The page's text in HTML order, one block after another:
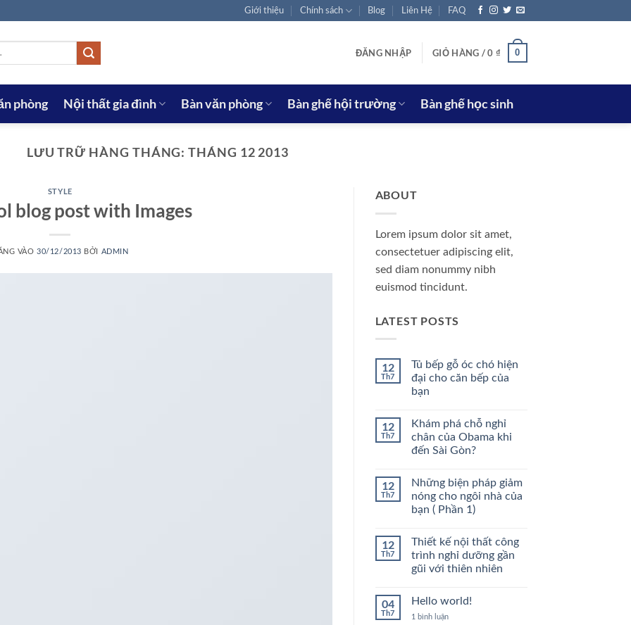
Giới thiệu Chính sách Blog Liên Hệ FAQ
ĐĂNG NHẬP GIỎ HÀNG /0 ₫ 0
phòng Nội thất gia đình Bàn văn phòng Bàn ghế hội trường Bàn ghế học sinh
LƯU TRỮ HÀNG THÁNG:THÁNG 12 2013
STYLE
blog post with Images
VÀO30/12/2013 BỞI ADMIN
ABOUT
Lorem ipsum dolor sit amet,
consectetuer adipiscing elit,
sed diam nonummy nibh
euismod tincidunt.
LATEST POSTS
12
Th7
Tủ bếp gỗ óc chó hiện
đại cho căn bếp của
bạn
bình
luận
ở
Tủ
óc
chó
hiện
đại
cho
của
bạn
12
Th7
Khám phá chỗ nghỉ
chân của Obama khi
đến Sài Gòn?
bình
luận
ở
Khám
nghỉ
chân
của
Obama
khi
Gòn?
12
Th7
Những biện pháp giảm
nóng cho ngôi nhà của
bạn ( Phần 1)
bình
luận
ở
Những
giảm
nóng
cho
12
Th7
Thiết kế nội thất công
trình nghỉ dưỡng gần
gũi với thiên nhiên
bình
luận
ở
04
Th7
Hello world!
1 bình luậnở